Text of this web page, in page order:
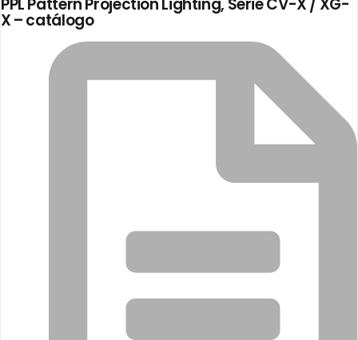
PPL Pattern Projection Lighting, Serie CV-X / XG-
X – catálogo